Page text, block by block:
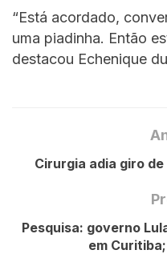
“Está acordado,
uma piadinha. Então
destacou Echenique
Cirurgia adia giro
Pesquisa: governo
em